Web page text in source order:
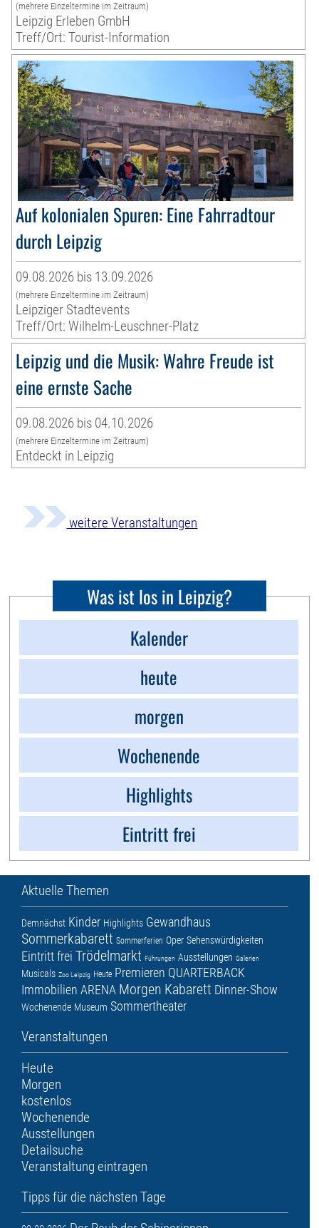
(mehrere Einzeltermine im Zeitraum)
Leipzig Erleben GmbH
Treff/Ort: Tourist-Information
Auf kolonialen Spuren: Eine Fahrradtour
durch Leipzig
09.08.2026 bis 13.09.2026
(mehrere Einzeltermine im Zeitraum)
Leipziger Stadtevents
Treff/Ort: Wilhelm-Leuschner-Platz
Leipzig und die Musik: Wahre Freude ist
eine ernste Sache
09.08.2026 bis 04.10.2026
(mehrere Einzeltermine im Zeitraum)
Entdeckt in Leipzig
weitere Veranstaltungen
Was ist los in Leipzig?
Kalender
heute
morgen
Wochenende
Highlights
Eintritt frei
Aktuelle Themen
Demnächst Kinder Highlights Gewandhaus
Sommerkabarett Sommerferien Oper Sehenswürdigkeiten
Eintritt frei Trödelmarkt Führungen Ausstellungen Galerien
Musicals Zoo Leipzig Heute Premieren QUARTERBACK
Immobilien ARENA Morgen Kabarett Dinner-Show
Wochenende Museum Sommertheater
Veranstaltungen
Heute
Morgen
kostenlos
Wochenende
Ausstellungen
Detailsuche
Veranstaltung eintragen
Tipps für die nächsten Tage